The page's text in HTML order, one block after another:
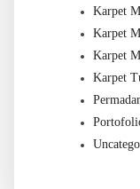
Karpet
Karpet
Karpet
Karpet